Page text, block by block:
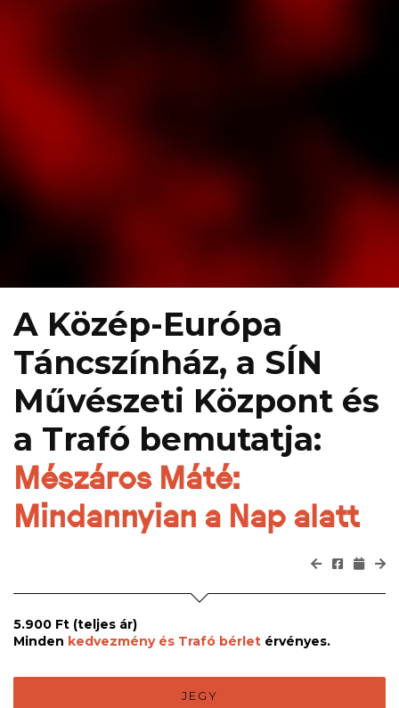
A Közép-Európa
Táncszínház, a SÍN
Művészeti Központ és
a Trafó bemutatja:
Mészáros Máté:
Mindannyian a Nap alatt
5.900 Ft (teljes ár)
Minden kedvezmény és Trafó bérlet érvényes.
JEGY